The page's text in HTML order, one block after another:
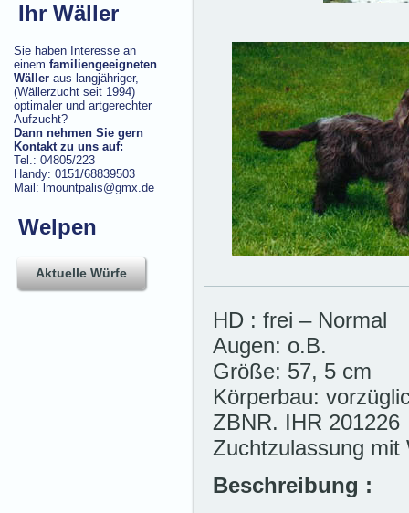
Ihr Wäller
Sie haben Interesse an
einem familiengeeigneten
Wäller aus langjähriger,
(Wällerzucht seit 1994)
optimaler und artgerechter
Aufzucht?
Dann nehmen Sie gern
Kontakt zu uns auf:
Tel.: 04805/223
Handy: 0151/68839503
Mail: lmountpalis@gmx.de
Welpen
Aktuelle Würfe
HD : frei – Normal
Augen: o.B.
Größe: 57, 5 cm
Körperbau:
ZBNR. IHR 201226
Zuchtzulassung mit
Beschreibung :